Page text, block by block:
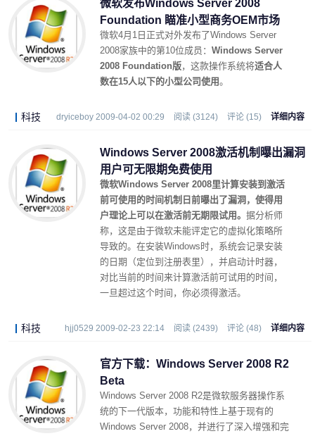
微软发布Windows Server 2008
Foundation 瞄准小型商务OEM市场
微软4月1日正式对外发布了Windows Server
2008家族中的第10位成员： Windows Server
2008 Foundation版，这款操作系统将适合人
数在15人以下的小型公司使用。
科技 dryiceboy 2009-04-02 00:29 阅读 (3124) 评论 (15) 详细内容
Windows Server 2008激活机制曝出漏洞
用户可无限期免费使用
微软Windows Server 2008里计算安装到激活
前可使用的时间机制日前曝出了漏洞，使得用
户理论上可以在激活前无期限试用。 据分析师
称，这是由于微软未能评定它的虚拟化策略所
导致的。在安装Windows时，系统会记录安装
的日期（定位到注册表里），并启动计时器，
对比当前的时间来计算激活前可试用的时间，
一旦超过这个时间，你必须得激活。
科技 hjj0529 2009-02-23 22:14 阅读 (2439) 评论 (48) 详细内容
官方下载：Windows Server 2008 R2
Beta
Windows Server 2008 R2是微软服务器操作系
统的下一代版本，功能和特性上基于现有的
Windows Server 2008，并进行了深入增强和完